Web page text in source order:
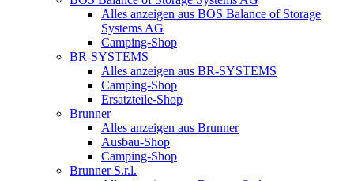
Alles anzeigen aus BOS Balance of Storage
Systems AG
Camping-Shop
BR-SYSTEMS
Alles anzeigen aus BR-SYSTEMS
Camping-Shop
Ersatzteile-Shop
Brunner
Alles anzeigen aus Brunner
Ausbau-Shop
Camping-Shop
Brunner S.r.l.